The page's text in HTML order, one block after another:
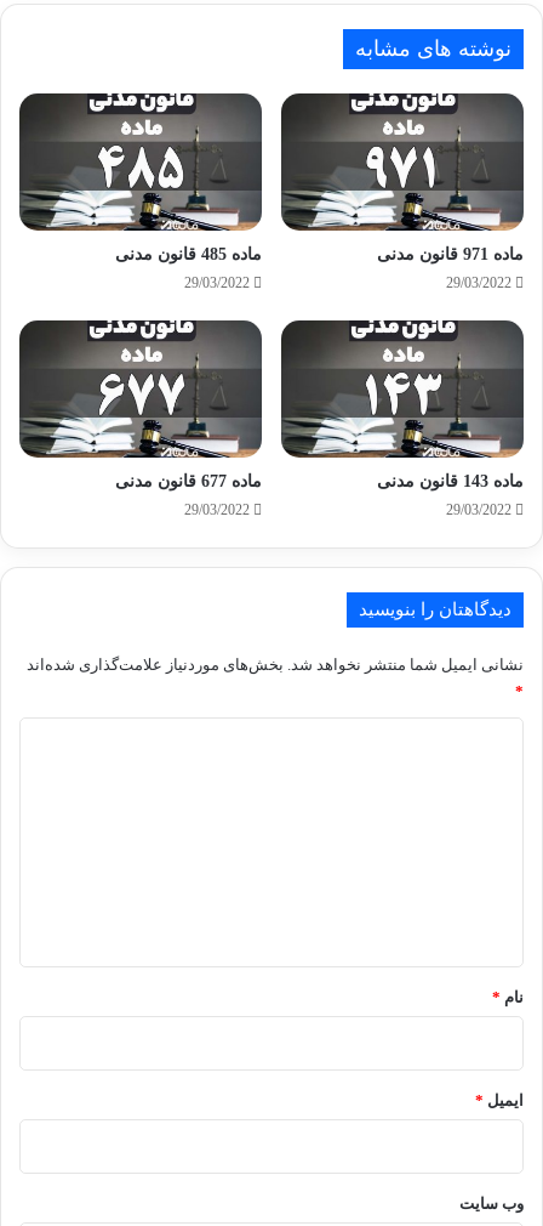
نوشته های مشابه
ماده 971 قانون مدنی
29/03/2022
ماده 485 قانون مدنی
29/03/2022
ماده 143 قانون مدنی
29/03/2022
ماده 677 قانون مدنی
29/03/2022
دیدگاهتان را بنویسید
نشانی ایمیل شما منتشر نخواهد شد. بخش‌های موردنیاز علامت‌گذاری شده‌اند
*
نام *
ایمیل *
وب‌ سایت